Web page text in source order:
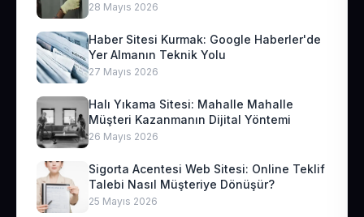
28 Mayıs 2026
Haber Sitesi Kurmak: Google Haberler'de
Yer Almanın Teknik Yolu
27 Mayıs 2026
Halı Yıkama Sitesi: Mahalle Mahalle
Müşteri Kazanmanın Dijital Yöntemi
26 Mayıs 2026
Sigorta Acentesi Web Sitesi: Online Teklif
Talebi Nasıl Müşteriye Dönüşür?
25 Mayıs 2026